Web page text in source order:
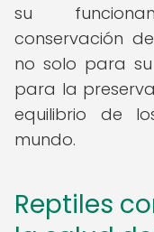
su
conservación
no solo para su
para la
equilibrio de
mundo.
Reptiles